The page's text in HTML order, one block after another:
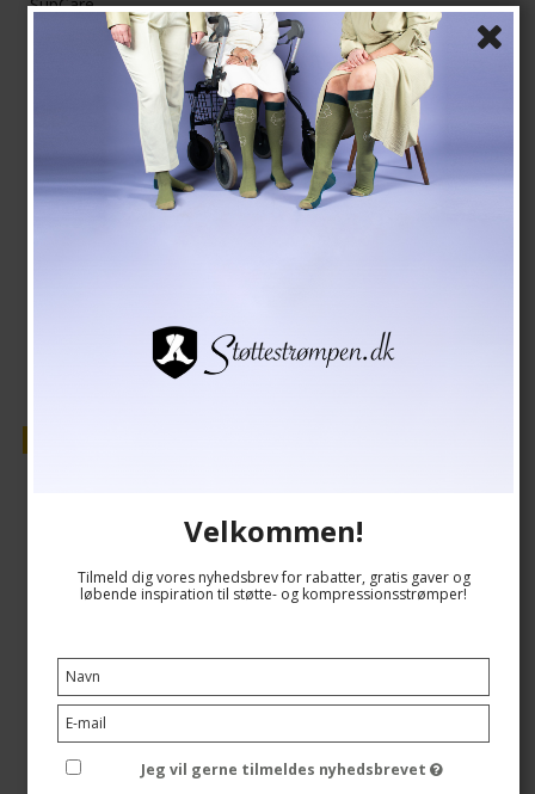
26-8201-1
Se størrelsesskema her
139,00 DKK
Velkommen!
Tilmeld dig vores nyhedsbrev for rabatter, gratis gaver og
løbende inspiration til støtte- og kompressionsstrømper!
Jeg vil gerne tilmeldes nyhedsbrevet